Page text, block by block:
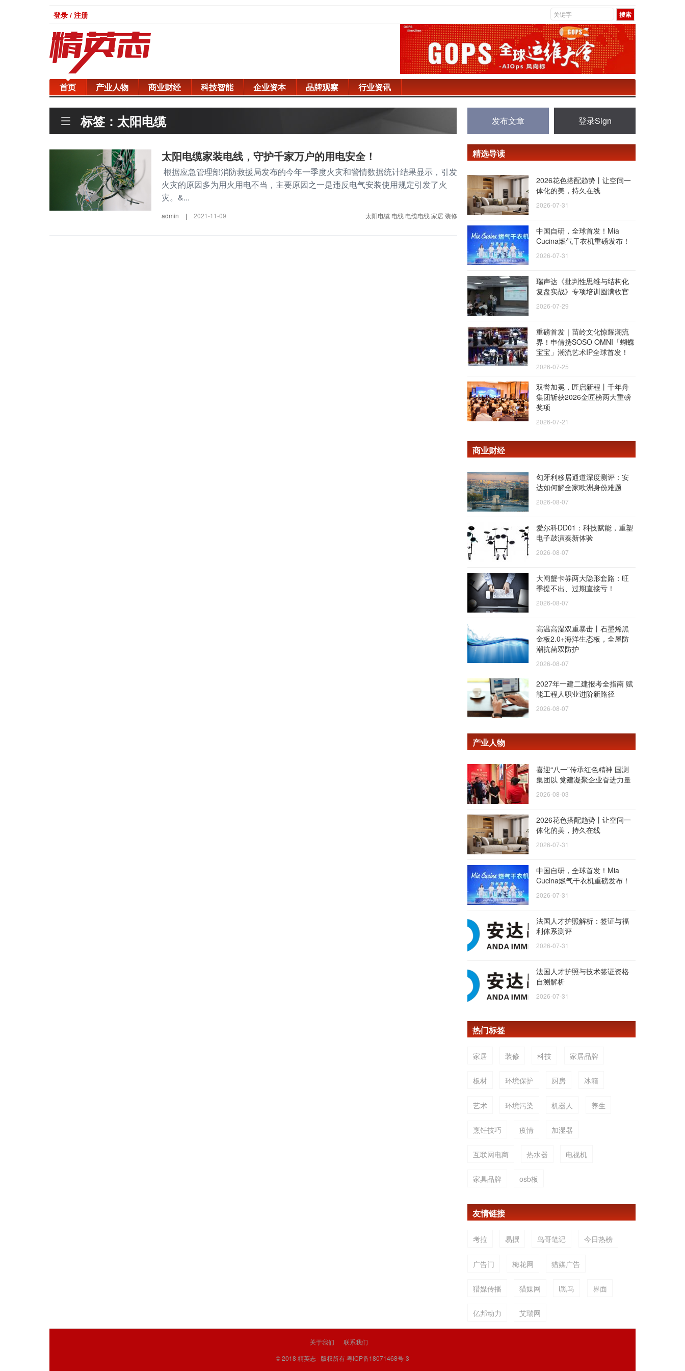
登录 / 注册
首页 产业人物 商业财经 科技智能 企业资本 品牌观察 行业资讯
标签：太阳电缆
太阳电缆家装电线，守护千家万户的用电安全！
根据应急管理部消防救援局发布的今年一季度火灾和警情数据统计结果显示，引发
火灾的原因多为用火用电不当，主要原因之一是违反电气安装使用规定引发了火
灾。&...
admin | 2021-11-09 太阳电缆 电线 电缆电线家居装修
发布文章 登录Sign
精选导读
2026花色搭配趋势丨让空间一
体化的美，持久在线
2026-07-31
中国自研，全球首发！Mia
Cucina燃气干衣机重磅发布！
2026-07-31
瑞声达《批判性思维与结构化
复盘实战》专项培训圆满收官
2026-07-29
重磅首发｜苗岭文化惊耀潮流
界！申倩携SOSO OMNI「蝴蝶
宝宝」潮流艺术IP全球首发！
2026-07-25
双誉加冕，匠启新程丨千年舟
集团斩获2026金匠榜两大重磅
奖项
2026-07-21
商业财经
匈牙利移居通道深度测评：安
达如何解全家欧洲身份难题
2026-08-07
爱尔科DD01：科技赋能，重塑
电子鼓演奏新体验
2026-08-07
大闸蟹卡券两大隐形套路：旺
季提不出、过期直接亏！
2026-08-07
高温高湿双重暴击丨石墨烯黑
金板2.0+海洋生态板，全屋防
潮抗菌双防护
2026-08-07
2027年一建二建报考全指南 赋
能工程人职业进阶新路径
2026-08-07
产业人物
喜迎“八一”传承红色精神 国测
集团以 党建凝聚企业奋进力量
2026-08-03
2026花色搭配趋势丨让空间一
体化的美，持久在线
2026-07-31
中国自研，全球首发！Mia
Cucina燃气干衣机重磅发布！
2026-07-31
法国人才护照解析：签证与福
利体系测评
2026-07-31
法国人才护照与技术签证资格
自测解析
2026-07-31
热门标签
家居 装修 科技 家居品牌
板材 环境保护 厨房 冰箱
艺术 环境污染 机器人 养生
烹饪技巧 疫情 加湿器
互联网电商 热水器 电视机
家具品牌 osb板
友情链接
考拉 易撰 鸟哥笔记 今日热榜
广告门 梅花网 猎媒广告
猎媒传播 猎媒网 i黑马 界面
亿邦动力 艾瑞网
关于我们
联系我们
© 2018 精英志 版权所有粤ICP备18071468号-3